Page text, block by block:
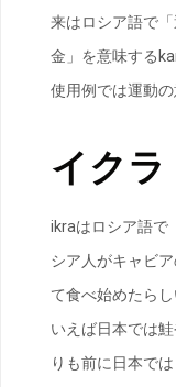
来はロシア語で
金」を意味する
使用例では運動
イクラ
ikraはロシア語で
シア人がキャビ
て食べ始めたら
いえば日本では
りも前に日本で